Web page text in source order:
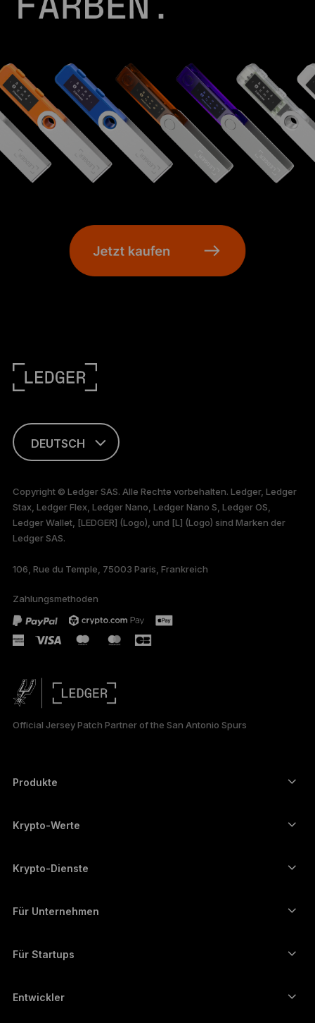
DEUTSCH
FRANÇAIS
TÜRKÇE
PORTUGUÊS
ESPAÑOL
РУССКИЙ
日本語
Copyright © Ledger SAS. Alle Rechte vorbehalten. Ledger, Ledger
Stax, Ledger Flex, Ledger Nano, Ledger Nano S, Ledger OS,
Ledger Wallet, [LEDGER] (Logo), und [L] (Logo) sind Marken der
Ledger SAS.
106, Rue du Temple, 75003 Paris, Frankreich
Zahlungsmethoden
Official Jersey Patch Partner of the San Antonio Spurs
Produkte
Hardware Wallet
Ledger Stax
Ledger Nano Classics
Bündel
Alle Produkte
Krypto-Werte
Ethereum-Wallet
Cardano-Wallet
Monero-Wallet
Alle Vermögenswerte ansehen
Krypto-Dienste
Kryptos kaufen
Kryptos umtauschen
Für Unternehmen
Für Startups
Entwickler